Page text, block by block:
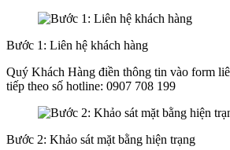
Bước 1: Liên hệ khách hàng
Quý Khách Hàng điền thông tin vào form
tiếp theo số hotline: 0907 708 199
Bước 2: Khảo sát mặt bằng hiện trạng